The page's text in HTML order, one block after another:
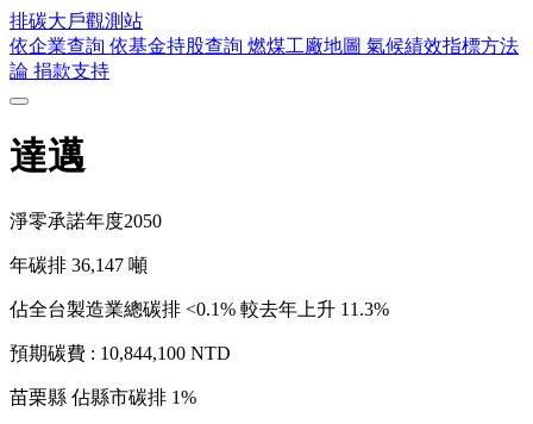
排碳大戶觀測站
依企業查詢 依基金持股查詢 燃煤工廠地圖 氣候績效指標方法
論 捐款支持
達邁
淨零承諾年度2050
年碳排 36,147 噸
佔全台製造業總碳排 <0.1% 較去年上升 11.3%
預期碳費 : 10,844,100 NTD
苗栗縣 佔縣市碳排 1%